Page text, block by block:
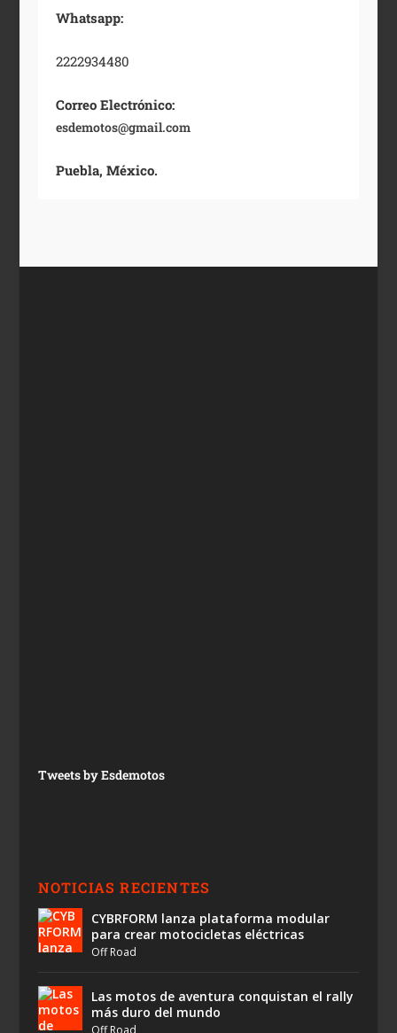
Whatsapp:
2222934480
Correo Electrónico:
esdemotos@gmail.com
Puebla, México.
Tweets by Esdemotos
NOTICIAS RECIENTES
CYBRFORM lanza plataforma modular
para crear motocicletas eléctricas
Off Road
Las motos de aventura conquistan el rally
más duro del mundo
Off Road